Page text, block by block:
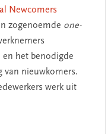
Newcomers
zogenoemde one-
en het benodigde
van nieuwkomers.
werk uit